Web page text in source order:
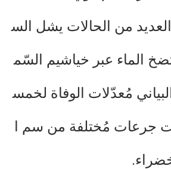
من الحالات يشل الس
الماء عبر خياشيم السّم
مُعدّلات الوفاة لخمس
جرعات مُختلفة من سم ا